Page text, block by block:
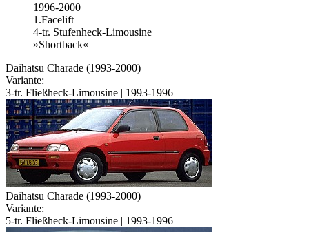
1996-2000
1.Facelift
4-tr. Stufenheck-Limousine
»Shortback«
Daihatsu Charade (1993-2000)
Variante:
3-tr. Fließheck-Limousine | 1993-1996
Daihatsu Charade (1993-2000)
Variante:
5-tr. Fließheck-Limousine | 1993-1996